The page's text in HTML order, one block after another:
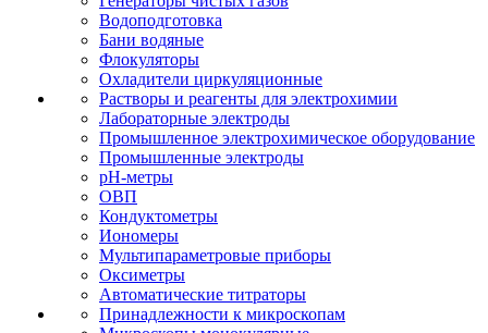
Водоподготовка
Бани водяные
Флокуляторы
Охладители циркуляционные
Растворы и реагенты для электрохимии
Лабораторные электроды
Промышленное электрохимическое оборудование
Промышленные электроды
pH-метры
ОВП
Кондуктометры
Иономеры
Мультипараметровые приборы
Оксиметры
Автоматические титраторы
Принадлежности к микроскопам